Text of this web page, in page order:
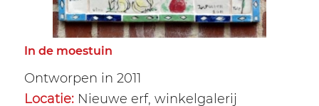
In de moestuin
Ontworpen in 2011
Locatie:Nieuwe erf, winkelgalerij